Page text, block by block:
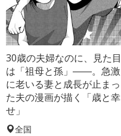
30歳の夫婦なのに、見た目
は「祖母と孫」――。急激
に老いる妻と成長が止まっ
た夫の漫画が描く「歳と幸
せ」
全国